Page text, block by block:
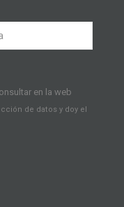
en la web
de datos y doy el